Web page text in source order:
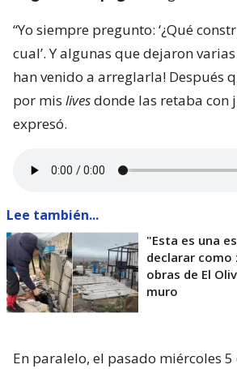
“Yo siempre pregunto: ‘¿Qué
cual’. Y algunas que dejaron
han venido a arreglarla! Después
por mis livesdonde las retaba con
expresó.
Lee también...
"Esta es una
declarar como
obras de El
muro
En paralelo, el pasado miércoles 5